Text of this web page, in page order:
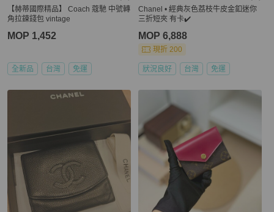
【赫蒂國際精品】 Coach 蔻馳 中號轉
角拉鍊錢包 vintage
MOP 1,452
全新品 台灣 免運
Chanel • 經典灰色荔枝牛皮金釦迷你
三折短夾 有卡✔️
MOP 6,888
現折 200
狀況良好 台灣 免運